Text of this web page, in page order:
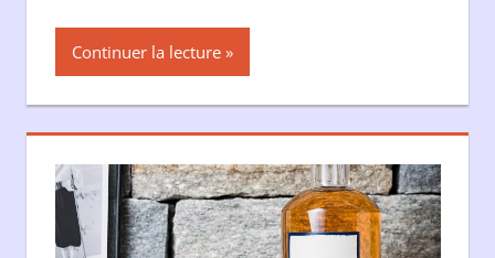
Continuer la lecture